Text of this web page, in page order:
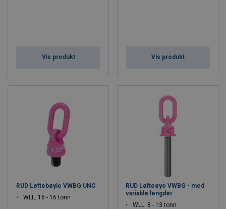
Vis produkt Vis produkt
RUD Løftebøyle VWBG UNC
WLL: 16 - 16 tonn
RUD Løfteøye VWBG - med
variable lengder
WLL: 8 - 13 tonn